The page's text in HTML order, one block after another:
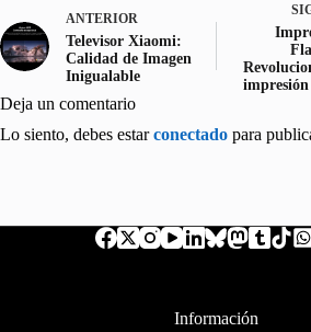
ANTERIOR
Televisor Xiaomi:
Calidad de Imagen
Inigualable
Deja un comentario
Lo siento, debes estarconectado para
Información